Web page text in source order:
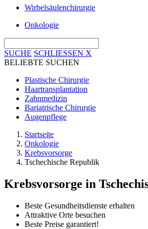
Wirbelsäulenchirurgie
Onkologie
SUCHE SCHLIESSEN X
BELIEBTE SUCHEN
Plastische Chirurgie
Haartransplantation
Zahnmedizin
Bariatrische Chirurgie
Augenpflege
Startseite
Onkologie
Krebsvorsorge
Tschechische Republik
Krebsvorsorge in
Beste Gesundheitsdienste erhalten
Attraktive Orte besuchen
Beste Preise garantiert!